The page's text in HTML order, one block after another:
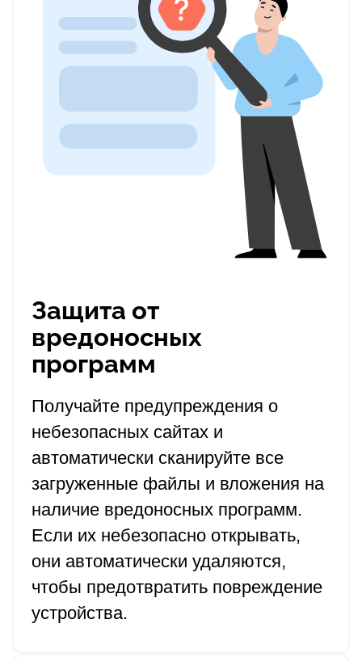
Защита от
вредоносных
программ
Получайте предупреждения о
небезопасных сайтах и
автоматически сканируйте все
загруженные файлы и вложения на
наличие вредоносных программ.
Если их небезопасно открывать,
они автоматически удаляются,
чтобы предотвратить повреждение
устройства.